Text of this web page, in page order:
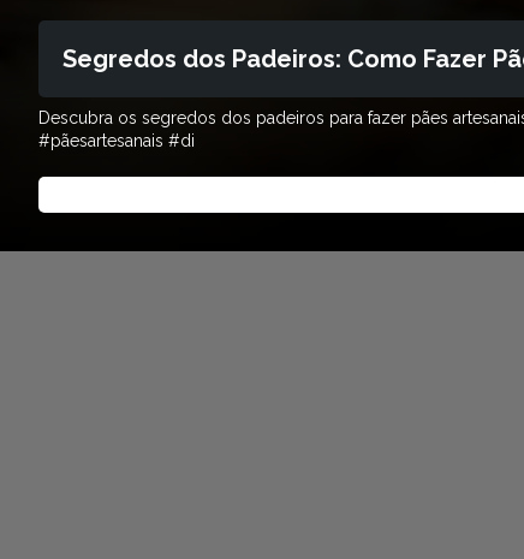
Segredos dos Padeiros: Como Fazer
Descubra os segredos dos padeiros para fazer pães
#pãesartesanais #di